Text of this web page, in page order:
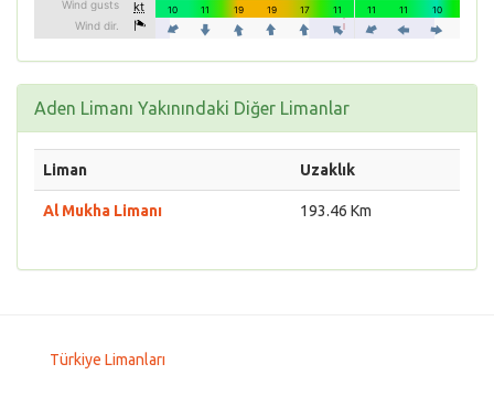
Aden Limanı Yakınındaki Diğer Limanlar
Liman Uzaklık
Al Mukha Limanı 193.46 Km
Türkiye Limanları